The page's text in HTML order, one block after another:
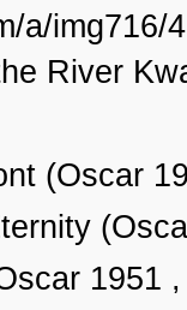
a/img716/
River
(Oscar